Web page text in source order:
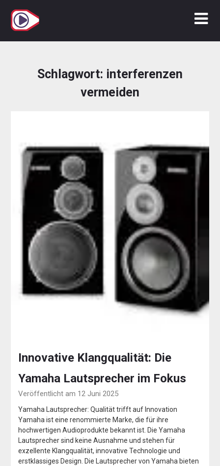
Inhalt
springen
Schlagwort: interferenzen
vermeiden
Innovative Klangqualität: Die
Yamaha Lautsprecher im Fokus
Veröffentlicht am 12 Juni 2025
Yamaha Lautsprecher: Qualität trifft auf Innovation
Yamaha ist eine renommierte Marke, die für ihre
hochwertigen Audioprodukte bekannt ist. Die Yamaha
Lautsprecher sind keine Ausnahme und stehen für
exzellente Klangqualität, innovative Technologie und
erstklassiges Design. Die Lautsprecher von Yamaha bieten